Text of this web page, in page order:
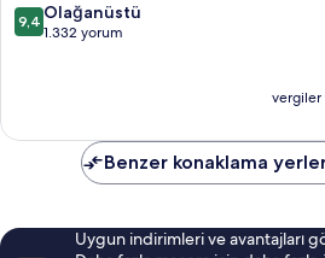
10
üzerinden
9,4 Olağanüstü
1.332 yorum
Benzer konaklama
Uygun indirimleri ve avantajları